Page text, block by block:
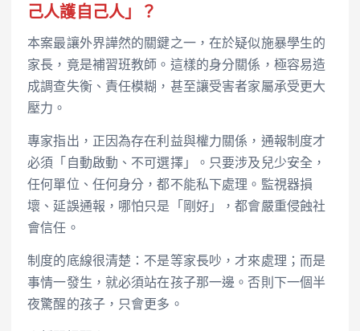
己人護自己人」？
本案最讓外界譁然的關鍵之一，在於疑似施暴學生的
家長，竟是補習班教師。這樣的身分關係，極容易造
成調查失衡、責任模糊，甚至讓受害者家屬承受更大
壓力。
專家指出，正因為存在利益與權力關係，通報制度才
必須「自動啟動、不可選擇」。只要涉及兒少安全，
任何單位、任何身分，都不能私下處理。監視器損
壞、延誤通報，哪怕只是「剛好」，都會嚴重侵蝕社
會信任。
制度的底線很清楚：不是等家長吵，才來處理；而是
事情一發生，就必須站在孩子那一邊。否則下一個半
夜驚醒的孩子，只會更多。